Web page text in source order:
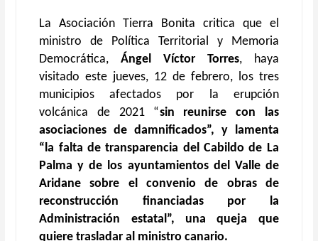
La Asociación Tierra Bonita critica que el
ministro de Política Territorial y Memoria
Democrática,Ángel Víctor Torres, haya
visitado este jueves, 12 de febrero, los tres
municipios afectados por la erupción
volcánica de 2021 “sin reunirse con las
asociaciones de damnificados”, y lamenta
“la falta de transparencia del Cabildo de La
Palma y de los ayuntamientos del Valle de
Aridane sobre el convenio de obras de
reconstrucción financiadas por la
Administración estatal”, una queja que
quiere trasladar al ministro canario.